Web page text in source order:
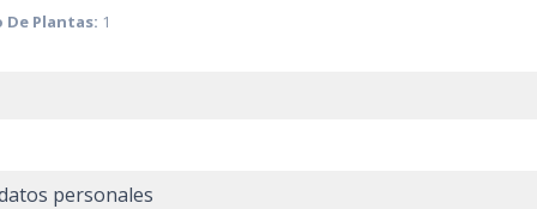
De Plantas: 1
personales